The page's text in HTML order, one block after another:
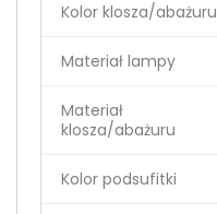
Kolor klosza/abażuru
Materiał lampy
Materiał
klosza/abażuru
Kolor podsufitki